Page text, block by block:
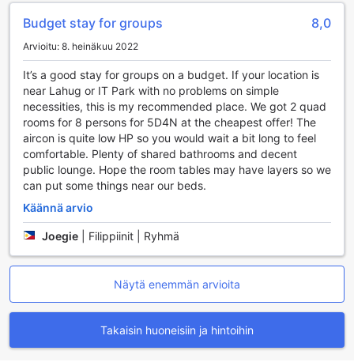
perheen kanssa, tämä käytännöllinen palvelu lisää
mukavuutta ja joustavuutta matkakokemukseesi.
Mukavuudet
Tropical Breeze Hostel - Cebu Center tarjoaa vierailleen
erinomaiset huoneen mukavuudet, jotka tekevät
oleskelusta unohtumatonta. Jokaisessa huoneessa on
tehokas ilmastointi, joka takaa miellyttävän ja raikkaan
ympäristön, vaikka ulkona olisi kuuma ja kostea. Lisäksi
huoneissa on moderni televisio, jonka avulla voit nauttia
Huoneiden parvekkeet tai terassit tarjoavat upeita näkymiä
ympäröivään trooppiseen maisemaan, ja ne ovat
täydellinen paikka nauttia aamukahvia tai vain hengähtää
päivän päätteeksi. Mukavuudet jatkuvat laadukkailla
tarpeita ajatellen. Huoneista löytyy myös puhtaat
rentoutumiseen ja lomastasi nauttimiseen.
Budget stay for groups 8,0
Arvioitu: 8. heinäkuu 2022
It’s a good stay for groups on a budget. If your location is
near Lahug or IT Park with no problems on simple
necessities, this is my recommended place. We got 2 quad
rooms for 8 persons for 5D4N at the cheapest offer! The
aircon is quite low HP so you would wait a bit long to feel
comfortable. Plenty of shared bathrooms and decent
public lounge. Hope the room tables may have layers so we
can put some things near our beds.
Käännä arvio
Joegie Filippiinit | Ryhmä
Näytä enemmän arvioita
Takaisin huoneisiin ja hintoihin